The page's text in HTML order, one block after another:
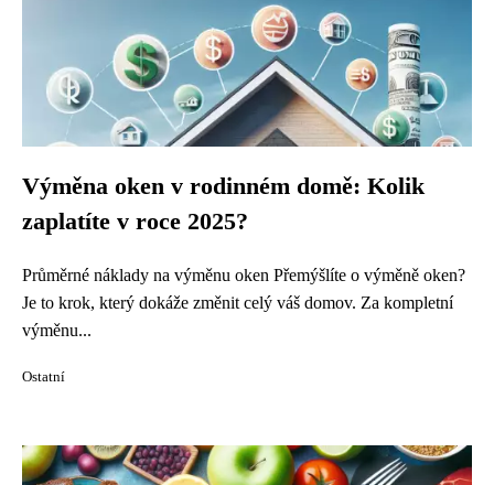
Výměna oken v rodinném domě: Kolik
zaplatíte v roce 2025?
Průměrné náklady na výměnu oken Přemýšlíte o výměně oken?
Je to krok, který dokáže změnit celý váš domov. Za kompletní
výměnu...
Ostatní